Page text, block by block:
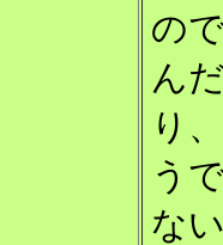
の
ん
り
う
な